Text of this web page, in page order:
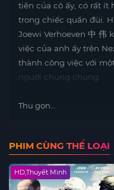
tiên của cô ấy, có rất ít
trong chiếc quần đùi.
Joewi Verhoeven 中 伟
việc của anh ấy trên
thành công việc với
người chung chung.
Thu gọn...
PHIM CÙNG THỂ LOẠI
HD,Thuyết Minh